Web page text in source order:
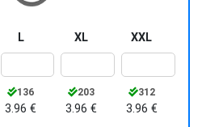
L
136
3.96 €
XL
203
3.96 €
XXL
312
3.96 €